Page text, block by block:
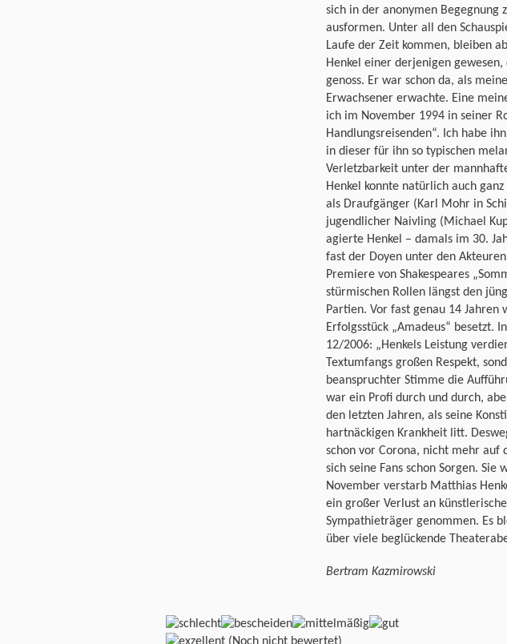
sich in der anonymen Begegnung
ausformen. Unter all den
Laufe der Zeit kommen, bleiben
Henkel einer derjenigen
genoss. Er war schon da, als
Erwachsener erwachte. Eine
ich im November 1994 in seiner
Handlungsreisenden“. Ich habe
in dieser für ihn so typischen
Verletzbarkeit unter der
Henkel konnte natürlich auch
als Draufgänger (Karl Mohr in
jugendlicher Naivling (Michael
agierte Henkel – damals im 30.
fast der Doyen unter den
Premiere von Shakespeares
stürmischen Rollen längst den
Partien. Vor fast genau 14 Jahren
Erfolgsstück „Amadeus“ besetzt.
12/2006: „Henkels Leistung
Textumfangs großen Respekt,
beanspruchter Stimme die
war ein Profi durch und durch,
den letzten Jahren, als seine
hartnäckigen Krankheit litt.
schon vor Corona, nicht mehr auf
sich seine Fans schon Sorgen.
November verstarb Matthias
ein großer Verlust an
Sympathieträger genommen. Es
über viele beglückende
Bertram Kazmirowski